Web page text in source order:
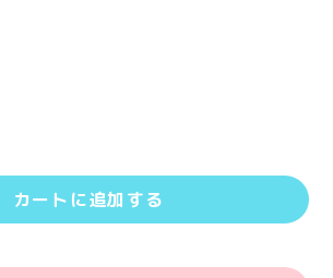
カートに追加する